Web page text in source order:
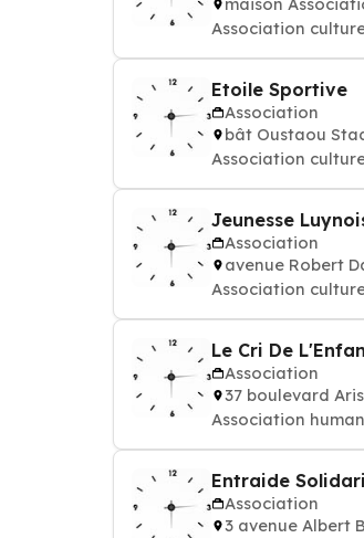
Association
Etoile Sportive
Association
bât Oustaou
Association
Jeunesse
Association
avenue Robert
Association
Le Cri De
Association
37 boulevard
Association
Entraide
Association
3 avenue Albert